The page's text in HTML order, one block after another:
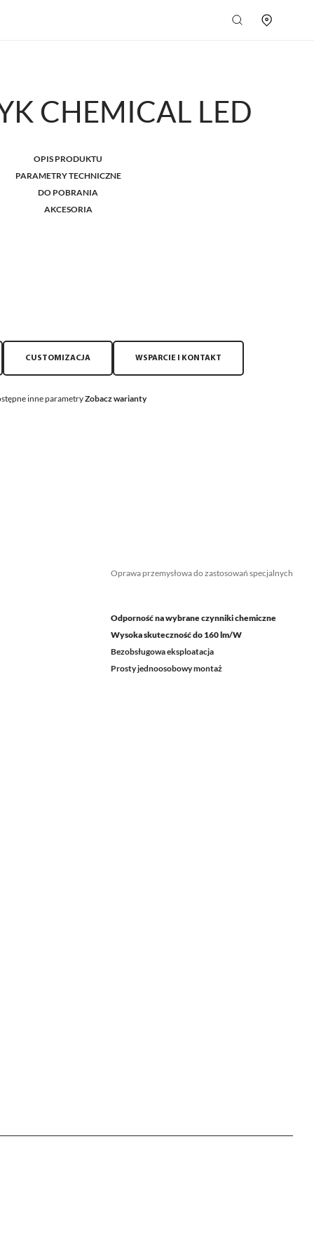
CHEMICAL LED
OPIS PRODUKTU
PARAMETRY TECHNICZNE
DO POBRANIA
AKCESORIA
CUSTOMIZACJA WSPARCIE I KONTAKT
inne parametryZobacz warianty
Oprawa przemysłowa do zastosowań specjalnych
Odporność na wybrane czynniki chemiczne
Wysoka skuteczność do 160 lm/W
Bezobsługowa eksploatacja
Prosty jednoosobowy montaż